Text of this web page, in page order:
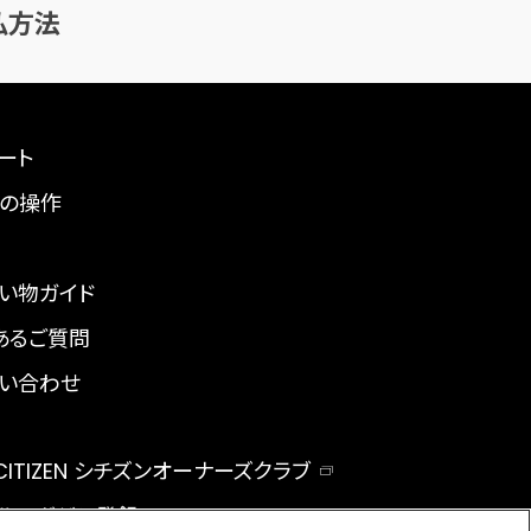
方法
ト
操作
物ガイド
るご質問
合わせ
シチズンオーナーズクラブ
マガジン登録